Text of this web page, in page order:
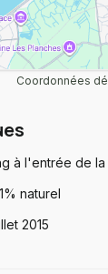
Coordonnées
à l'entrée de la
naturel
2015